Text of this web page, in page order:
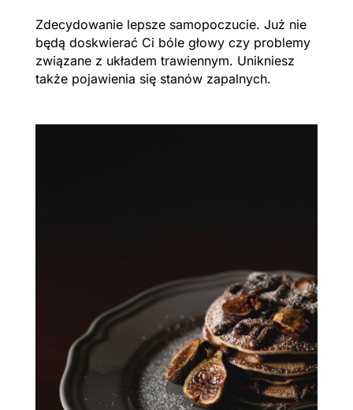
Zdecydowanie lepsze samopoczucie. Już nie
będą doskwierać Ci bóle głowy czy problemy
związane z układem trawiennym. Unikniesz
także pojawienia się stanów zapalnych.